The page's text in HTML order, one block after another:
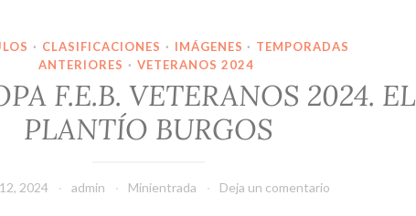
· CLASIFICACIONES · IMÁGENES · TEMPORADAS
ANTERIORES · VETERANOS 2024
F.E.B. VETERANOS 2024. EL
PLANTÍO BURGOS
2024 admin Minientrada Deja un comentario